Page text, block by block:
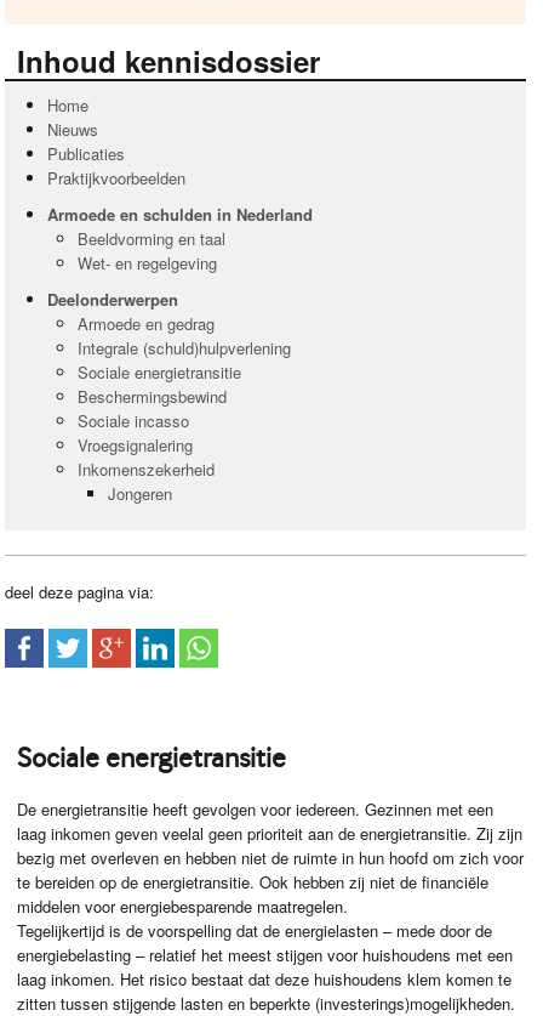
Inhoud kennisdossier
Home
Nieuws
Publicaties
Praktijkvoorbeelden
Armoede en schulden in Nederland
Beeldvorming en taal
Wet- en regelgeving
Deelonderwerpen
Armoede en gedrag
Integrale (schuld)hulpverlening
Sociale energietransitie
Beschermingsbewind
Sociale incasso
Vroegsignalering
Inkomenszekerheid
Jongeren
deel deze pagina via:
Sociale energietransitie
De energietransitie heeft gevolgen voor iedereen. Gezinnen met een
laag inkomen geven veelal geen prioriteit aan de energietransitie. Zij zijn
bezig met overleven en hebben niet de ruimte in hun hoofd om zich voor
te bereiden op de energietransitie. Ook hebben zij niet de financiële
middelen voor energiebesparende maatregelen.
Tegelijkertijd is de voorspelling dat de energielasten – mede door de
energiebelasting – relatief het meest stijgen voor huishoudens met een
laag inkomen. Het risico bestaat dat deze huishoudens klem komen te
zitten tussen stijgende lasten en beperkte (investerings)mogelijkheden.